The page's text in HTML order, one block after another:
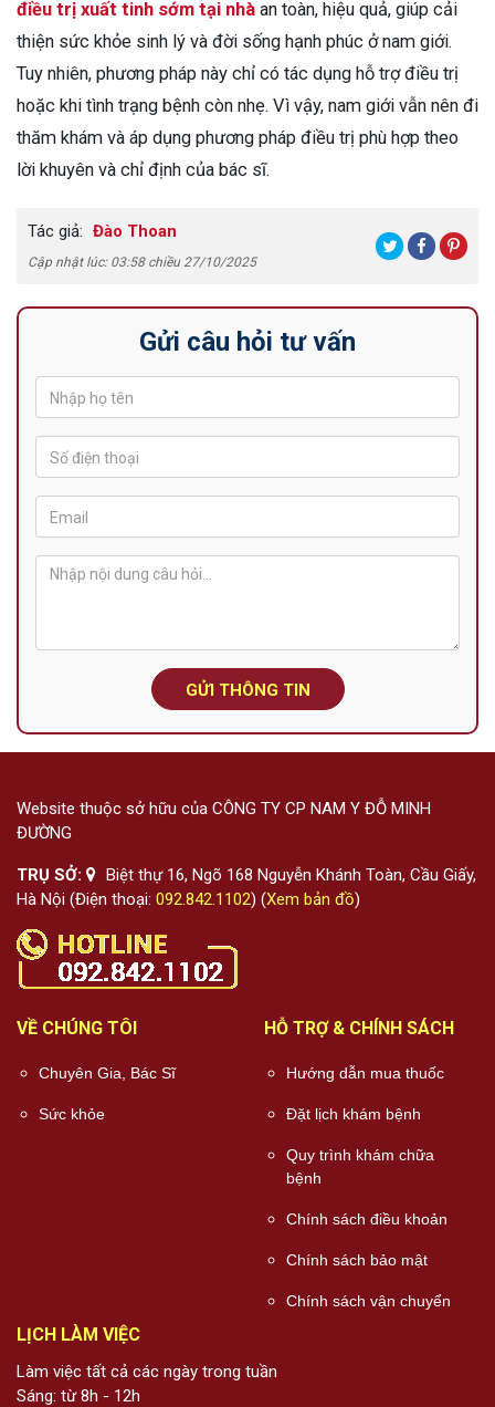
điều trị xuất tinh sớm tại nhà an toàn, hiệu quả, giúp cải
thiện sức khỏe sinh lý và đời sống hạnh phúc ở nam giới.
Tuy nhiên, phương pháp này chỉ có tác dụng hỗ trợ điều trị
hoặc khi tình trạng bệnh còn nhẹ. Vì vậy, nam giới vẫn nên đi
thăm khám và áp dụng phương pháp điều trị phù hợp theo
lời khuyên và chỉ định của bác sĩ.
Tác giả: Đào Thoan
Cập nhật lúc: 03:58 chiều 27/10/2025
Gửi câu hỏi tư vấn
GỬI THÔNG TIN
Website thuộc sở hữu của CÔNG TY CP NAM Y ĐỖ MINH
ĐƯỜNG
TRỤ SỞ:
Biệt thự 16, Ngõ 168 Nguyễn Khánh Toàn, Cầu Giấy,
Hà Nội (Điện thoại: 092.842.1102) (Xem bản đồ)
VỀ CHÚNG TÔI
Chuyên Gia, Bác Sĩ
Sức khỏe
HỖ TRỢ & CHÍNH SÁCH
Hướng dẫn mua thuốc
Đặt lịch khám bệnh
Quy trình khám chữa
bệnh
Chính sách điều khoản
Chính sách bảo mật
Chính sách vận chuyển
LỊCH LÀM VIỆC
Làm việc tất cả các ngày trong tuần
Sáng: từ 8h - 12h